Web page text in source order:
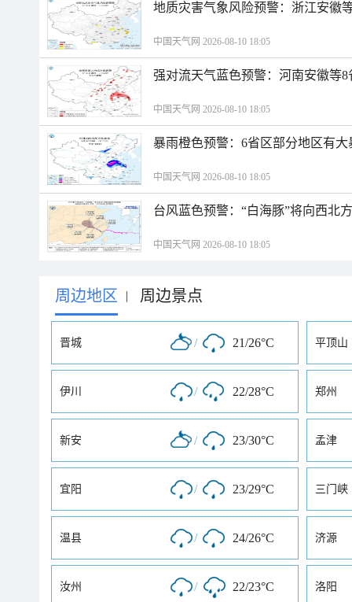
地质灾害气象风险预警：浙江安徽
中国天气网 2026-08-10 18:05
强对流天气蓝色预警：河南安徽等
中国天气网 2026-08-10 18:05
暴雨橙色预警：6省区部分地区有
中国天气网 2026-08-10 18:05
台风蓝色预警：“白海豚”将向西北
中国天气网 2026-08-10 18:05
周边地区 | 周边景点
晋城 / 21/26°C 平顶山
伊川 / 22/28°C 郑州
新安 / 23/30°C 孟津
宜阳 / 23/29°C 三门峡
温县 / 24/26°C 济源
汝州 / 22/23°C 洛阳